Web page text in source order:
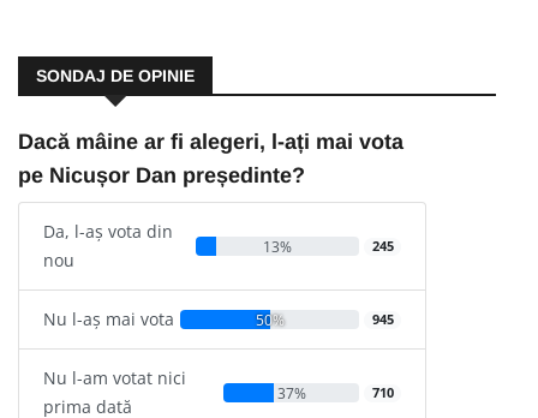
SONDAJ DE OPINIE
Dacă mâine ar fi alegeri, l-ați mai vota
pe Nicușor Dan președinte?
Da, l-aș vota din
nou
13% 245
Nu l-aș mai vota 50% 945
Nu l-am votat nici
prima dată
37% 710